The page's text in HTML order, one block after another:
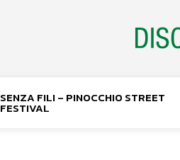
SENZA FILI – PINOCCHIO STREET
FESTIVAL